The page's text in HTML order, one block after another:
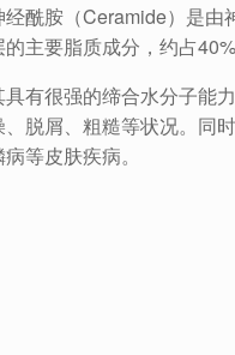
经酰胺（Ceramide）是由
的主要脂质成分，约占
具有很强的缔合水分子能
、脱屑、粗糙等状况。同
等皮肤疾病。